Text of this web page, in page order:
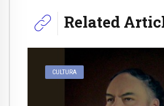
Related
CULTURA